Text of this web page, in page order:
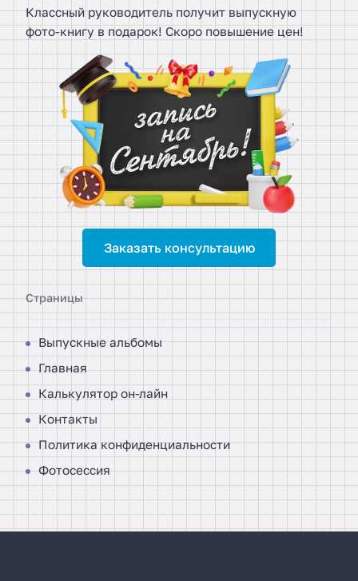
Классный руководитель получит выпускную
фото-книгу в подарок! Скоро повышение цен!
Заказать консультацию
Страницы
Выпускные альбомы
Главная
Калькулятор он-лайн
Контакты
Политика конфиденциальности
Фотосессия